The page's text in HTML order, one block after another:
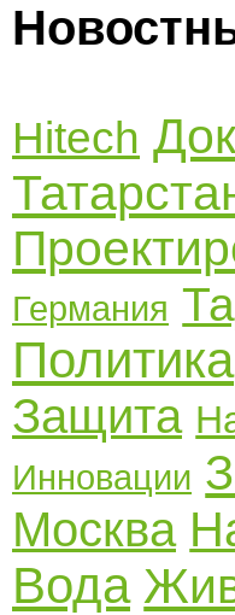
Hitech
Германия
Политика
Защита
Инновации
Москва
Вода